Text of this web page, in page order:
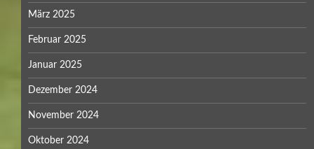
März 2025
Februar 2025
Januar 2025
Dezember 2024
November 2024
Oktober 2024